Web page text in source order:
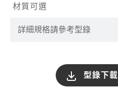
材質可選
詳細規格請參考型錄
型錄下載